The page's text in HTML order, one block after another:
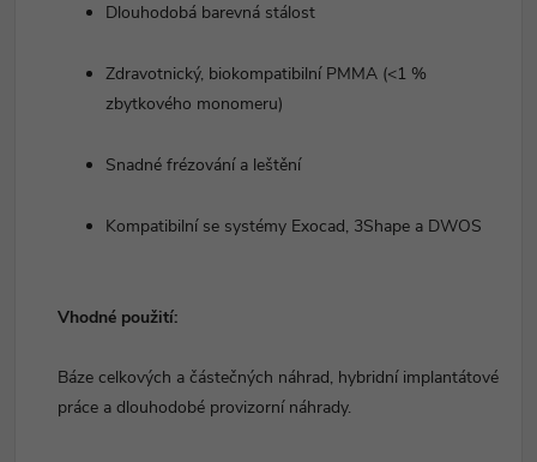
Dlouhodobá barevná stálost
Zdravotnický, biokompatibilní PMMA (<1 %
zbytkového monomeru)
Snadné frézování a leštění
Kompatibilní se systémy Exocad, 3Shape a DWOS
Vhodné použití:
Báze celkových a částečných náhrad, hybridní implantátové
práce a dlouhodobé provizorní náhrady.